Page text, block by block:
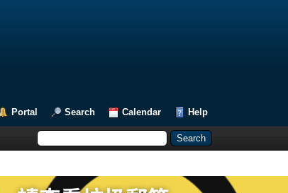
Portal Search Calendar Help